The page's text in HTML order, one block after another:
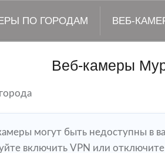
ПО ГОРОДАМ ВЕБ-
Веб-камеры
могут быть недоступны в
включить VPN или